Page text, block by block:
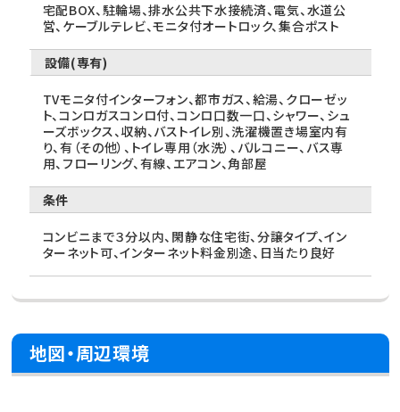
宅配BOX、駐輪場、排水公共下水接続済、電気、水道公
営、ケーブルテレビ、モニタ付オートロック、集合ポスト
設備(専有)
TVモニタ付インターフォン、都市ガス、給湯、クローゼッ
ト、コンロガスコンロ付、コンロ口数一口、シャワー、シュ
ーズボックス、収納、バストイレ別、洗濯機置き場室内有
り、有（その他）、トイレ専用（水洗）、バルコニー、バス専
用、フローリング、有線、エアコン、角部屋
条件
コンビニまで３分以内、閑静な住宅街、分譲タイプ、イン
ターネット可、インターネット料金別途、日当たり良好
地図・周辺環境